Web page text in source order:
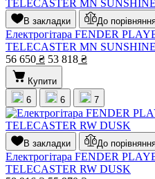
В закладки До
Електрогітара FENDER
TELECASTER MN
56 650 ₴ 53 818 ₴
Купити
6
6 7
В закладки До
Електрогітара FENDER
TELECASTER RW DUSK